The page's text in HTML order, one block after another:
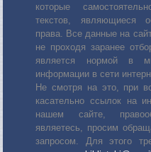
которые
текстов, являющиеся
права. Все данные на
не проходя заранее
является нормой в
информации в сети
Не смотря на это, при
касательно ссылок на
нашем сайте,
являетесь, просим
запросом. Для этого